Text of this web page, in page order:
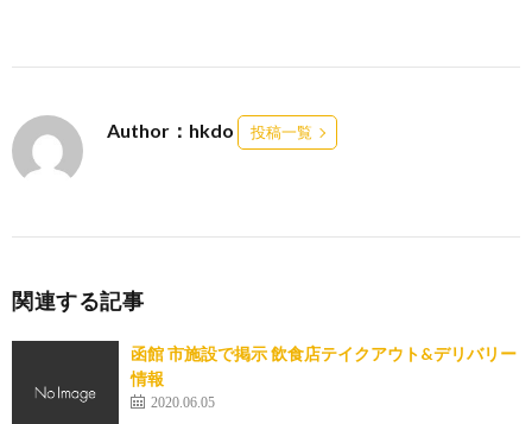
o
o
n
Author：hkdo 投稿一覧
関連する記事
函館 市施設で掲示 飲食店テイクアウト&デリバリー
情報
2020.06.05